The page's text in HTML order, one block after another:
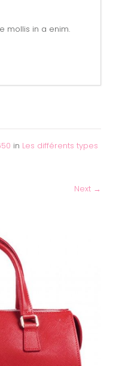
mollis in a enim.
in Les différents types
Next →